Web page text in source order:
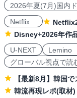
2026年夏(7月)国内
Netflix
Disney+2026年作
U-NEXT
Lemino
グローバル視点で読
【最新8月】韓国
韓流再現レポ(取材)